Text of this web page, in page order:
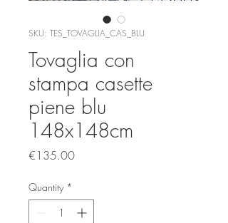
SKU: TES_TOVAGLIA_CAS_BLU
Tovaglia con
stampa casette
piene blu
148x148cm
€135.00Price
Quantity *